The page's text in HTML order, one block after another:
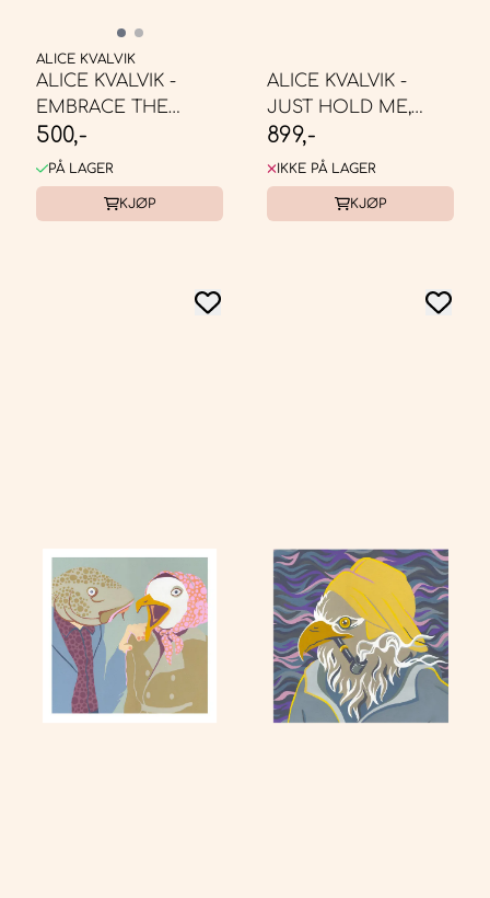
ALICE KVALVIK
ALICE KVALVIK -
EMBRACE THE
DIFFERENCES, A3
500,-
PÅ LAGER
KJØP
ALICE KVALVIK -
JUST HOLD ME,
40X40
899,-
IKKE PÅ LAGER
KJØP